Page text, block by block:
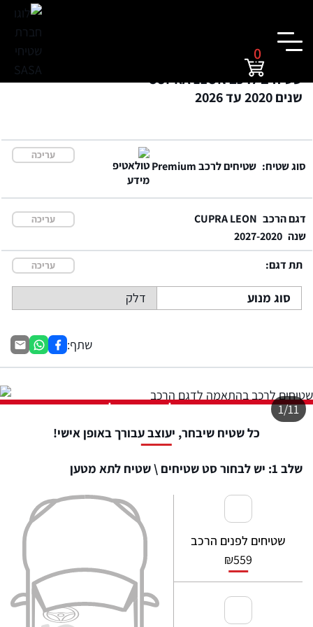
0
שטיחים לרכב CUPRA LEON
שנים 2020 עד 2026
סוג שטיח: שטיחים לרכב Premium
עריכה
דגם הרכב CUPRA LEON
שנה 2027-2020
עריכה
תת דגם: עריכה
סוג מנוע דלק
שתף:
1/11 התמונה להמחשה בלבד
כל שטיח שיבחר, יעוצב עבורך באופן אישי!
שלב 1: יש לבחור סט שטיחים \ שטיח לתא מטען
שטיחים לפנים הרכב
₪559